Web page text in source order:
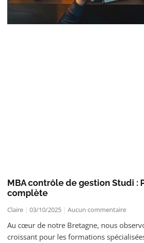
MBA contrôle de gestion Studi :
complète
Claire 03/10/2025 Aucun commentaire
Au cœur de notre Bretagne, nous
croissant pour les formations